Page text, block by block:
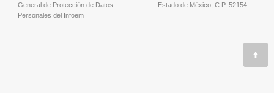
General de Protección de Datos
Personales del Infoem
Estado de México, C.P. 52154.